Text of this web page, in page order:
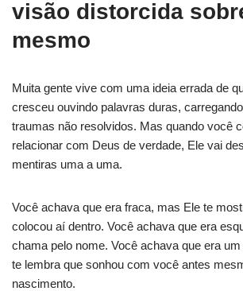
visão distorcida
mesmo
Muita gente vive com uma ideia errada de
cresceu ouvindo palavras duras,
traumas não resolvidos. Mas quando você
relacionar com Deus de verdade, Ele vai
mentiras uma a uma.
Você achava que era fraca, mas Ele te
colocou aí dentro. Você achava que era
chama pelo nome. Você achava que era
te lembra que sonhou com você antes
nascimento.